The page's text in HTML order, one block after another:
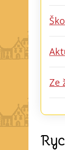
Ze